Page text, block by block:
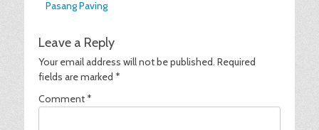
post:
Pasang Paving
Leave a Reply
Your email address will not be published. Required
fields are marked *
Comment*